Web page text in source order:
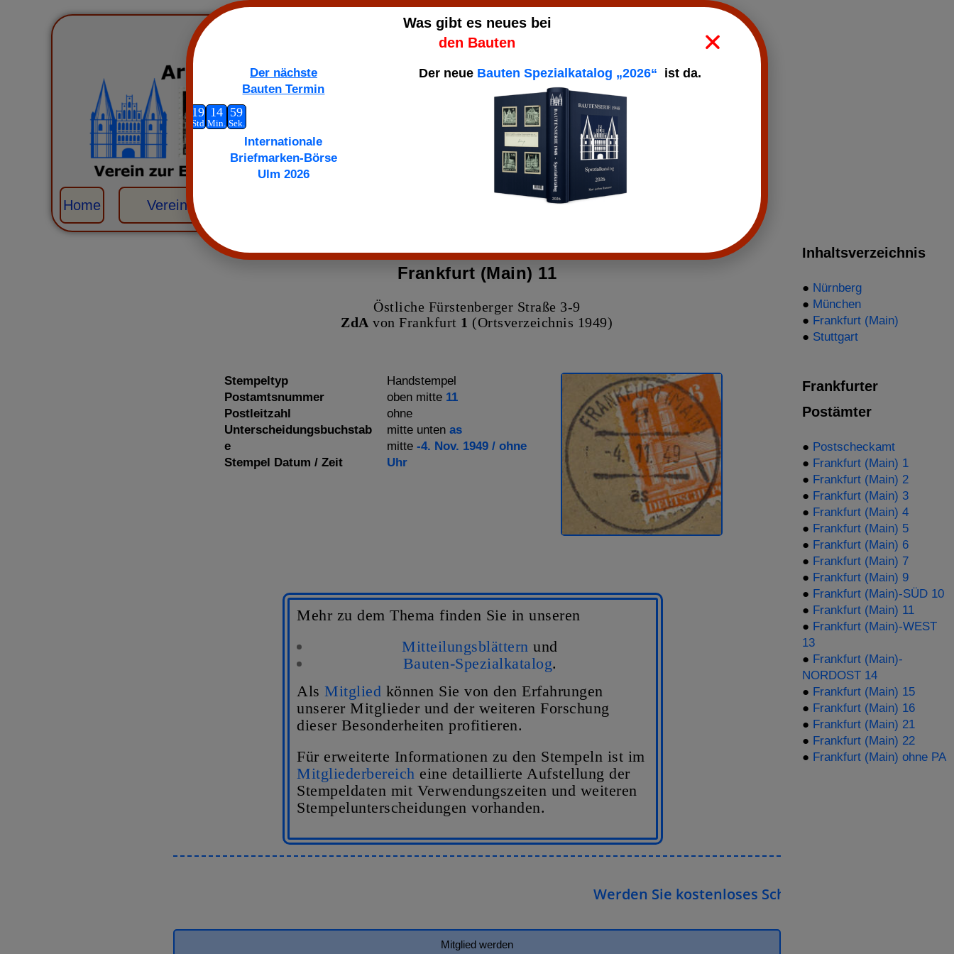
Home Verein Entwertungen
Frankfurt (Main) 11
Östliche Fürstenberger Straße 3-9
ZdA von Frankfurt 1 (Ortsverzeichnis 1949)
Stempeltyp
Postamtsnummer
Postleitzahl
Unterscheidungsbuchstab
e
Stempel Datum / Zeit
Handstempel
oben mitte 11
ohne
mitte unten as
mitte -4. Nov. 1949 / ohne
Uhr
Mehr zu dem Thema finden Sie in unseren
Mitteilungsblättern und
Bauten-Spezialkatalog.
AlsMitglied können Sie von den Erfahrungen
unserer Mitglieder und der weiteren Forschung
dieser Besonderheiten profitieren.
Für erweiterte Informationen zu den Stempeln ist im
Mitgliederbereich eine detaillierte Aufstellung der
Stempeldaten mit Verwendungszeiten und weiteren
Stempelunterscheidungen vorhanden.
Werden Sie kostenloses Schnuppermitglied in
Mitglied werden
Inhaltsverzeichnis
● Nürnberg
● München
● Frankfurt (Main)
● Stuttgart
Frankfurter
Postämter
● Postscheckamt
● Frankfurt (Main) 1
● Frankfurt (Main) 2
● Frankfurt (Main) 3
● Frankfurt (Main) 4
● Frankfurt (Main) 5
● Frankfurt (Main) 6
● Frankfurt (Main) 7
● Frankfurt (Main) 9
● Frankfurt (Main)-SÜD 10
● Frankfurt (Main) 11
● Frankfurt (Main)-WEST
13
● Frankfurt (Main)-
NORDOST 14
● Frankfurt (Main) 15
● Frankfurt (Main) 16
● Frankfurt (Main) 21
● Frankfurt (Main) 22
● Frankfurt (Main) ohne PA
Was gibt es neues bei
den Bauten
Der nächste
Bauten Termin
76
Tage
19
Std
14
Min.
59
Sek.
Internationale
Briefmarken-Börse
Ulm 2026
Der neue Bauten Spezialkatalog „2026“ ist da.